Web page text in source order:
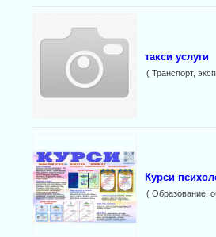
такси услуги
( Транспорт,
Курси
( Образование,